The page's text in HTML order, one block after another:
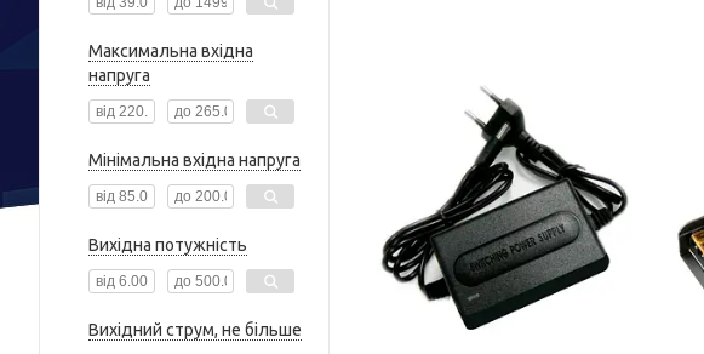
Максимальна вхідна
напруга
Мінімальна вхідна напруга
Вихідна потужність
Вихідний струм, не більше